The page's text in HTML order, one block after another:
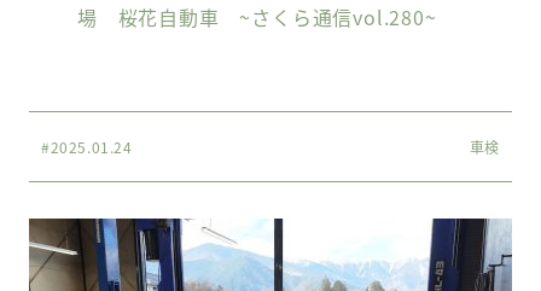
場 桜花自動車 ~さくら通信vol.280~
#2025.01.24 車検